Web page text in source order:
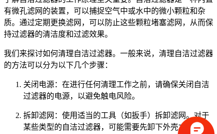
有微孔滤网的装置，可以捕捉空气中或水中的微小颗粒和杂
质。通过定期更换滤网，可以防止这些颗粒堵塞滤网，从而保
持过滤器的清洁度和过滤效果。
我们来探讨如何清理自洁过滤器。一般来说，清理自洁过滤器
的方法可以分为以下几个步骤：
关闭电源：在进行任何清理工作之前，请确保关闭自洁
过滤器的电源，以避免触电风险。
拆卸滤网：使用适当的工具（如扳手）拆卸滤网。对于
某些类型的自洁过滤器，可能需要先卸下外壳才能进行